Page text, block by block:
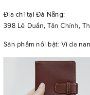
Địa chỉ tại Đà Nẵng:
398 Lê Duẩn, Tân Chính,
Sản phẩm nổi bật: Ví da